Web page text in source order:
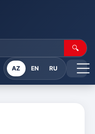
🔍
AZ EN RU